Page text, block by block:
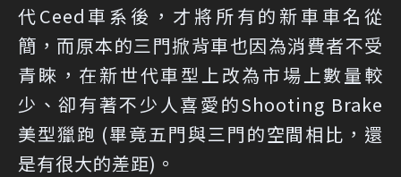
代Ceed車系後，才將所有的新車車名從
簡，而原本的三門掀背車也因為消費者不受
青睞，在新世代車型上改為市場上數量較
少、卻有著不少人喜愛的Shooting Brake
美型獵跑 (畢竟五門與三門的空間相比，還
是有很大的差距)。